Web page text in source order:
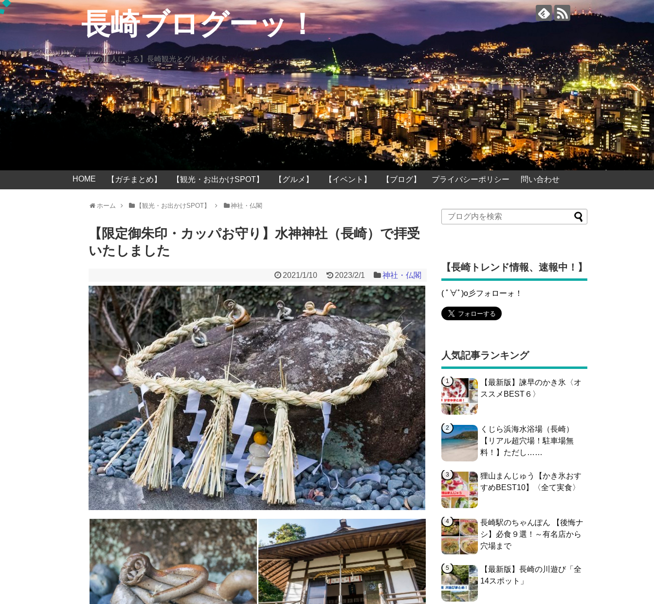
長崎ブログーッ！
【旅の達人による】長崎観光とグルメガイド
HOME 【ガチまとめ】 【観光・お出かけSPOT】 【グルメ】 【イベント】 【ブログ】 プライバシーポリシー 問い合わせ
ホーム 【観光・お出かけSPOT】 神社・仏閣
【限定御朱印・カッパお守り】水神神社（長崎）で拝受
いたしました
2021/1/10 2023/2/1 神社・仏閣
【長崎トレンド情報、速報中！】
( ﾟ∀ﾟ)o彡フォローォ！
人気記事ランキング
【最新版】諫早のかき氷〈オ
ススメBEST６〉
くじら浜海水浴場（長崎）
【リアル超穴場！駐車場無
料！】ただし……
狸山まんじゅう【かき氷おす
すめBEST10】〈全て実食〉
長崎駅のちゃんぽん 【後悔ナ
シ】必食９選！～有名店から
穴場まで
【最新版】長崎の川遊び「全
14スポット」